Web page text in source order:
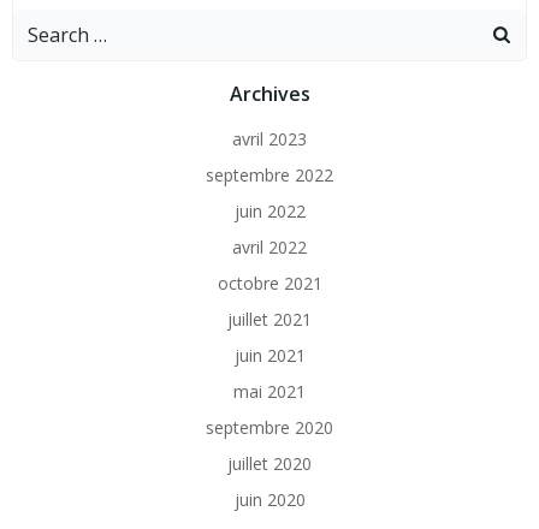
Archives
avril 2023
septembre 2022
juin 2022
avril 2022
octobre 2021
juillet 2021
juin 2021
mai 2021
septembre 2020
juillet 2020
juin 2020